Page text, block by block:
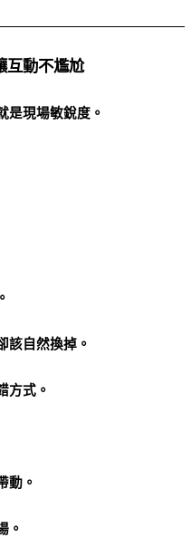
互動不尷尬
是現場敏銳度。
該自然換掉。
方式。
動。
。